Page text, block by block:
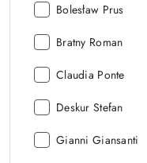
Autor:
Bolesław Prus
Autor:
Bratny Roman
Autor:
Claudia Ponte
Autor:
Deskur Stefan
Autor:
Gianni Giansanti